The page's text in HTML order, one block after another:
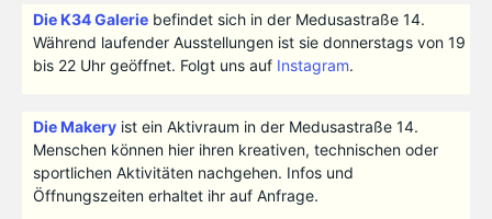
Die K34 Galeriebefindet sich in der Medusastraße 14.
Während laufender Ausstellungen ist sie donnerstags von 19
bis 22 Uhr geöffnet. Folgt uns auf Instagram.
Die Makeryist ein Aktivraum in der Medusastraße 14.
Menschen können hier ihren kreativen, technischen oder
sportlichen Aktivitäten nachgehen. Infos und
Öffnungszeiten erhaltet ihr auf Anfrage.